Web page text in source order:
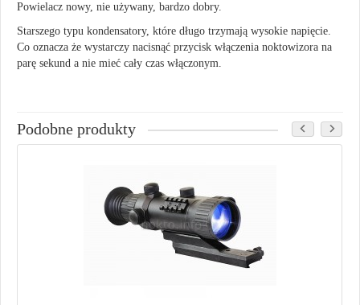
Powielacz nowy, nie używany, bardzo dobry.
Starszego typu kondensatory, które długo trzymają wysokie napięcie.
Co oznacza że wystarczy nacisnąć przycisk włączenia noktowizora na
parę sekund a nie mieć cały czas włączonym.
Podobne produkty